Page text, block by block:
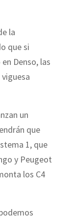
la
que si
Denso, las
un
que
1, que
y Peugeot
los C4